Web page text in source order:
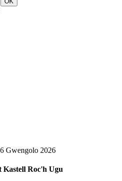
Gwengolo 2026
Kastell Roc'h Ugu